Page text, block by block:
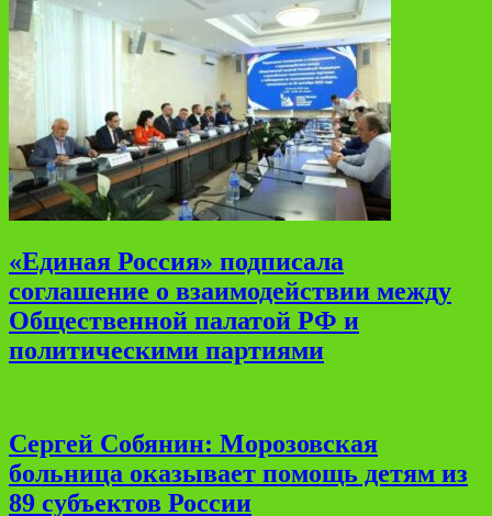
«Единая Россия» подписала
соглашение о взаимодействии между
Общественной палатой РФ и
политическими партиями
Сергей Собянин: Морозовская
больница оказывает помощь детям из
89 субъектов России